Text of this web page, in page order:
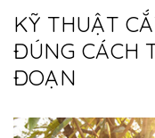
KỸ THUẬT
ĐÚNG CÁCH
ĐOẠN